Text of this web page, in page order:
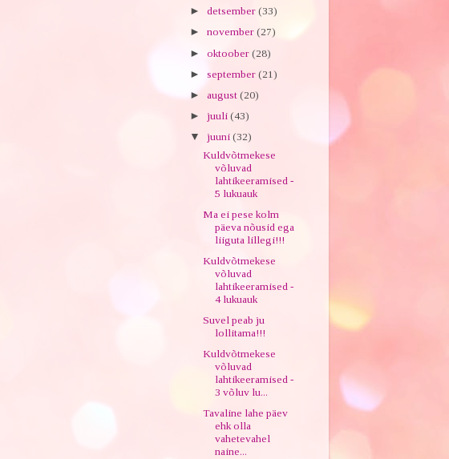
► detsember (33)
► november (27)
► oktoober (28)
► september (21)
► august (20)
► juuli (43)
▼ juuni (32)
Kuldvõtmekese
võluvad
lahtikeeramised -
5 lukuauk
Ma ei pese kolm
päeva nõusid ega
liiguta lillegi!!!
Kuldvõtmekese
võluvad
lahtikeeramised -
4 lukuauk
Suvel peab ju
lollitama!!!
Kuldvõtmekese
võluvad
lahtikeeramised -
3 võluv lu...
Tavaline lahe päev
ehk olla
vahetevahel
naine...